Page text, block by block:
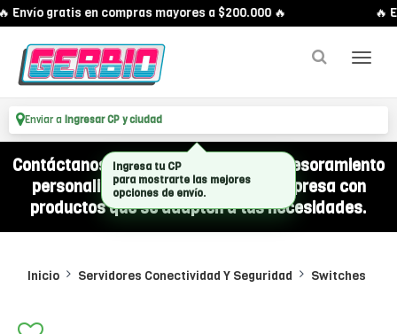
Envío gratis en compras mayores a $200.000 🔥 🔥
Enviar a Ingresar CP y ciudad
Contáctanos por WhatsApp y recibí asesoramiento
personalizado para equipar a tu empresa con
productos que se adapten a tus necesidades.
Inicio Servidores Conectividad Y Seguridad Switches